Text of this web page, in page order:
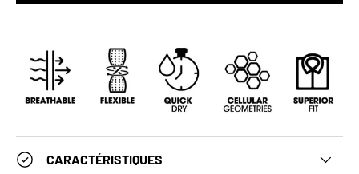
CARACTÉRISTIQUES